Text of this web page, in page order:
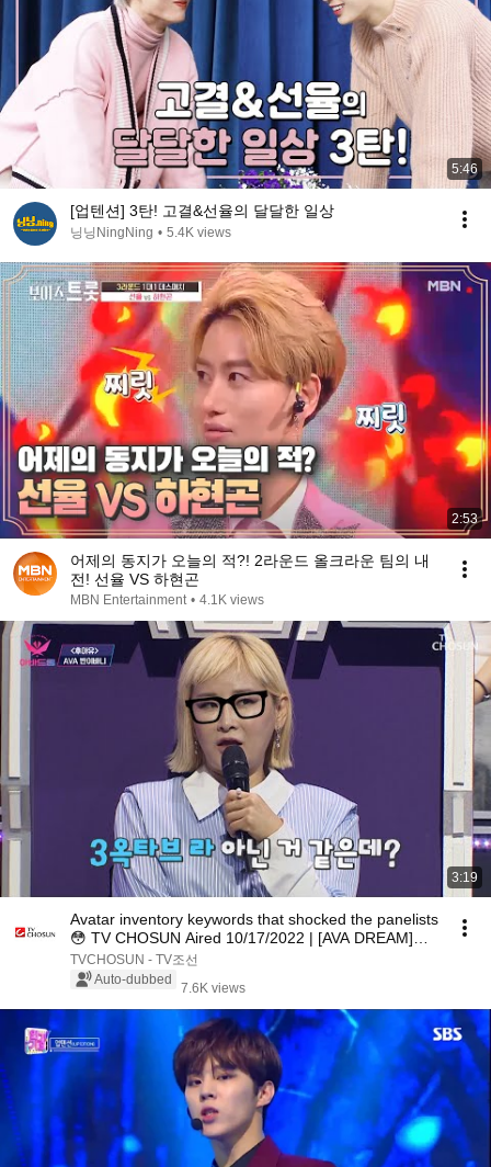
5:46
[업텐션] 3탄! 고결&선율의 달달한 일상
닝닝NingNing • 5.4K views
2:53
어제의 동지가 오늘의 적?! 2라운드 올크라운 팀의 내
전! 선율 VS 하현곤
MBN Entertainment • 4.1K views
3:19
Avatar inventory keywords that shocked the panelists
😳 TV CHOSUN Aired 10/17/2022 | [AVA DREAM]
Ep...
TVCHOSUN - TV조선
Auto-dubbed
7.6K views